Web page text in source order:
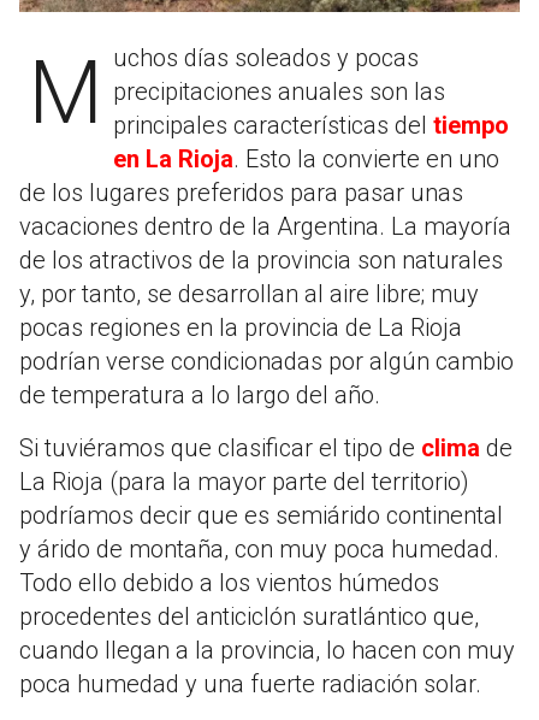
Muchos días soleados y pocas
precipitaciones anuales son las
principales características del tiempo
en La Rioja. Esto la convierte en uno
de los lugares preferidos para pasar unas
vacaciones dentro de la Argentina. La mayoría
de los atractivos de la provincia son naturales
y, por tanto, se desarrollan al aire libre; muy
pocas regiones en la provincia de La Rioja
podrían verse condicionadas por algún cambio
de temperatura a lo largo del año.
Si tuviéramos que clasificar el tipo de clima de
La Rioja (para la mayor parte del territorio)
podríamos decir que es semiárido continental
y árido de montaña, con muy poca humedad.
Todo ello debido a los vientos húmedos
procedentes del anticiclón suratlántico que,
cuando llegan a la provincia, lo hacen con muy
poca humedad y una fuerte radiación solar.